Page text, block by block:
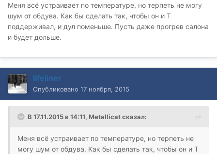
Меня всё устраивает по температуре, но терпеть не могу
шум от обдува. Как бы сделать так, чтобы он и Т
поддерживал, и дул поменьше. Пусть даже прогрев салона
и будет дольше.
lifeliner
Опубликовано 17 ноября, 2015
В 17.11.2015 в 14:11, Metallicat сказал:
Меня всё устраивает по температуре, но терпеть не
могу шум от обдува. Как бы сделать так, чтобы он и Т